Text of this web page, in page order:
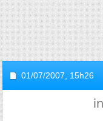
01/07/2007, 15h26